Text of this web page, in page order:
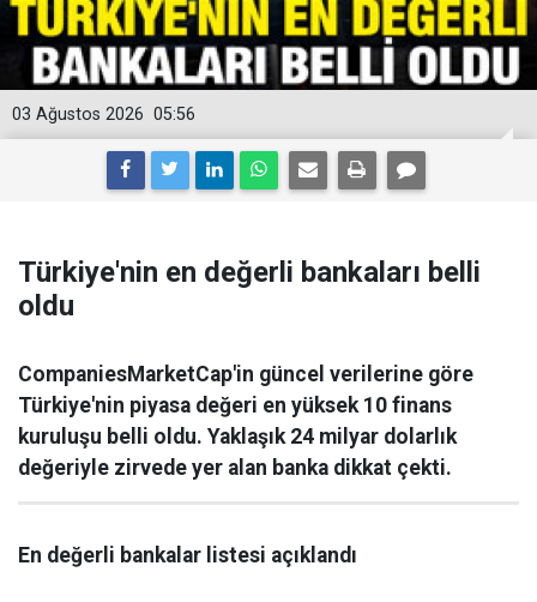
05:56
03 Ağustos 2026
Türkiye'nin en değerli bankaları belli
oldu
CompaniesMarketCap'in güncel verilerine göre
Türkiye'nin piyasa değeri en yüksek 10 finans
kuruluşu belli oldu. Yaklaşık 24 milyar dolarlık
değeriyle zirvede yer alan banka dikkat çekti.
En değerli bankalar listesi açıklandı